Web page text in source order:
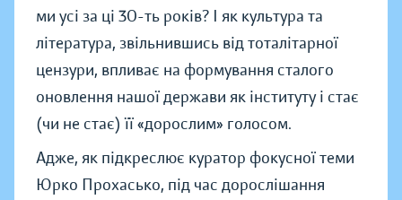
ми усі за ці 30-ть років? І як культура та
література, звільнившись від тоталітарної
цензури, впливає на формування сталого
оновлення нашої держави як інституту і стає
(чи не стає) її «дорослим» голосом.
Адже, як підкреслює куратор фокусної теми
Юрко Прохасько, під час дорослішання